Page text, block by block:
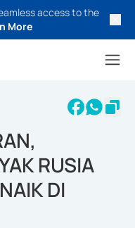
access to the
More
RUSIA
DI